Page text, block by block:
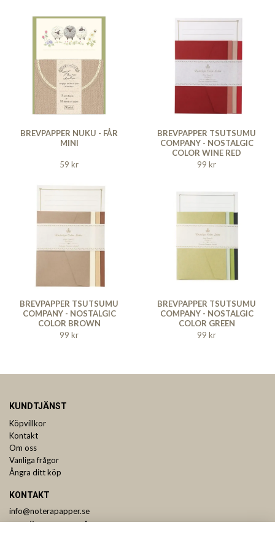
BREVPAPPER NUKU - FÅR
MINI
59 kr
BREVPAPPER TSUTSUMU
COMPANY - NOSTALGIC
COLOR WINE RED
99 kr
BREVPAPPER TSUTSUMU
COMPANY - NOSTALGIC
COLOR BROWN
99 kr
BREVPAPPER TSUTSUMU
COMPANY - NOSTALGIC
COLOR GREEN
99 kr
KUNDTJÄNST
Köpvillkor
Kontakt
Om oss
Vanliga frågor
Ångra ditt köp
KONTAKT
info@noterapapper.se